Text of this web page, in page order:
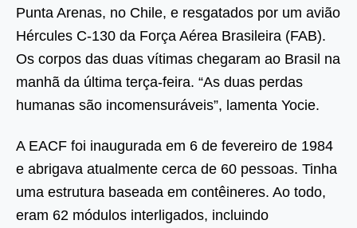
Punta Arenas, no Chile, e resgatados por um avião
Hércules C-130 da Força Aérea Brasileira (FAB).
Os corpos das duas vítimas chegaram ao Brasil na
manhã da última terça-feira. “As duas perdas
humanas são incomensuráveis”, lamenta Yocie.
A EACF foi inaugurada em 6 de fevereiro de 1984
e abrigava atualmente cerca de 60 pessoas. Tinha
uma estrutura baseada em contêineres. Ao todo,
eram 62 módulos interligados, incluindo